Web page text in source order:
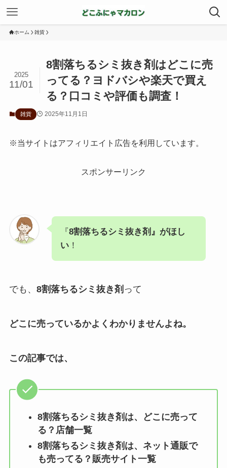
ホーム 雑貨
8割落ちるシミ抜き剤はどこに売
ってる？ヨドバシや楽天で買え
る？口コミや評価も調査！
2025
11/01
雑貨 2025年11月1日
※当サイトはアフィリエイト広告を利用しています。
スポンサーリンク
『 8割落ちるシミ抜き剤』がほし
い！
でも、 8割落ちるシミ抜き剤 って
どこに売っているかよくわかりませんよね。
この記事では、
8割落ちるシミ抜き剤 は、どこに売って
る？店舗一覧
8割落ちるシミ抜き剤は、ネット通販で
も売ってる？販売サイト一覧